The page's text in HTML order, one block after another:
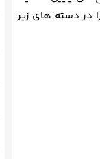
در دسته های زیر